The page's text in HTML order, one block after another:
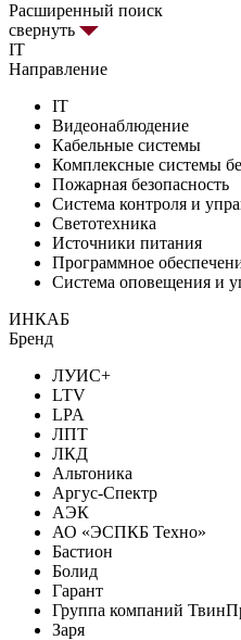
Расширенный поиск
свернуть
IT
Направление
IT
Видеонаблюдение
Кабельные системы
Комплексные системы
Пожарная безопасность
Система контроля и
Светотехника
Источники питания
Программное
Система оповещения и
ИНКАБ
Бренд
ЛУИС+
LTV
LPA
ЛПТ
ЛКД
Альтоника
Аргус-Спектр
АЭК
АО «ЭСПКБ Техно»
Бастион
Болид
Гарант
Группа компаний
Заря